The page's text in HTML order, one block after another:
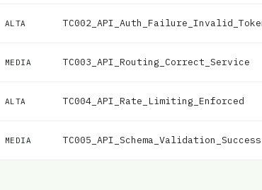
ALTA
MEDIA TC003_API_Routing_Correct_Service
ALTA TC004_API_Rate_Limiting_Enforced
MEDIA TC005_API_Schema_Validation_Success